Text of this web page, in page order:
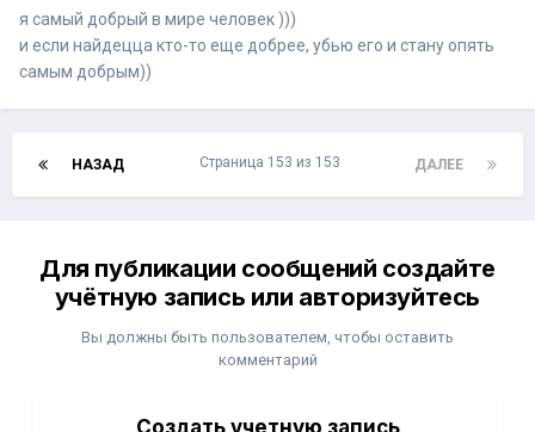
я самый добрый в мире человек )))
и если найдецца кто-то еще добрее, убью его и стану опять
самым добрым))
НАЗАД ДАЛЕЕ
Страница 153 из 153
Для публикации сообщений создайте
учётную запись или авторизуйтесь
Вы должны быть пользователем, чтобы оставить
комментарий